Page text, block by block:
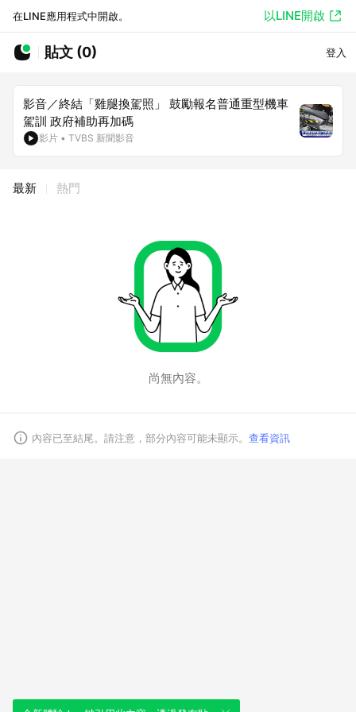
在LINE應用程式中開啟。 以LINE開啟
貼文 (0) 登入
影音／終結「雞腿換駕照」 鼓勵報名普通重型機車
駕訓 政府補助再加碼
影片 • TVBS 新聞影音
最新 熱門
尚無內容。
內容已至結尾。請注意，部分內容可能未顯示。 查看資訊